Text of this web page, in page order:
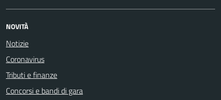
NOVITÀ
Notizie
Coronavirus
Tributi e finanze
Concorsi e bandi di gara